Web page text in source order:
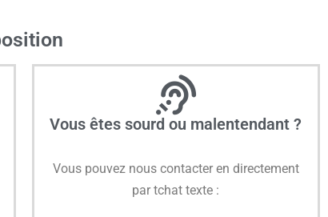
Vous êtes sourd ou malentendant ?
Vous pouvez nous contacter en directement
par tchat texte :